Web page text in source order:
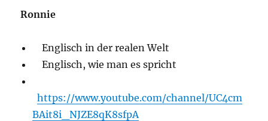
Ronnie
Englisch in der realen Welt
Englisch, wie man es spricht
https://www.youtube.com/channel/UC4cm
BAit8i_NJZE8qK8sfpA